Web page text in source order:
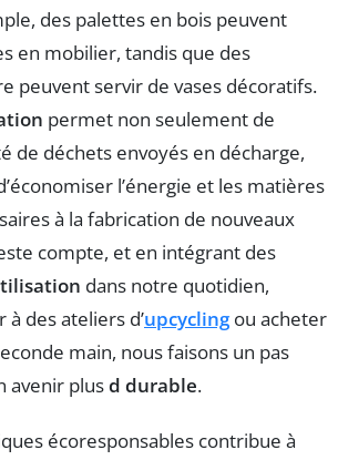
des palettes en bois peuvent
en mobilier, tandis que des
peuvent servir de vases décoratifs.
permet non seulement de
de déchets envoyés en décharge,
l’énergie et les matières
à la fabrication de nouveaux
compte, et en intégrant des
dans notre quotidien,
des ateliers d’upcyclingou acheter
main, nous faisons un pas
avenir plusd durable.
écoresponsables contribue à